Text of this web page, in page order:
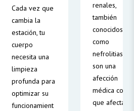
Cada vez que
cambia la
estación, tu
cuerpo
necesita una
limpieza
profunda para
optimizar su
funcionamient
renales,
también
conocidos
como
nefrolitiasis,
son una
afección
médica
que afecta a..